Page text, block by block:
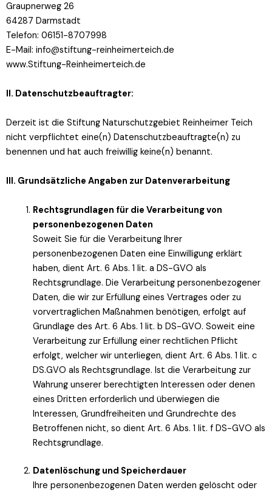
Graupnerweg 26
64287 Darmstadt
Telefon: 06151-8707998
E-Mail: info@stiftung-reinheimerteich.de
www.Stiftung-Reinheimerteich.de
II. Datenschutzbeauftragter:
Derzeit ist die Stiftung Naturschutzgebiet Reinheimer Teich
nicht verpflichtet eine(n) Datenschutzbeauftragte(n) zu
benennen und hat auch freiwillig keine(n) benannt.
III. Grundsätzliche Angaben zur Datenverarbeitung
Rechtsgrundlagen für die Verarbeitung von
personenbezogenen Daten
Soweit Sie für die Verarbeitung Ihrer
personenbezogenen Daten eine Einwilligung erklärt
haben, dient Art. 6 Abs. 1 lit. a DS-GVO als
Rechtsgrundlage. Die Verarbeitung personenbezogener
Daten, die wir zur Erfüllung eines Vertrages oder zu
vorvertraglichen Maßnahmen benötigen, erfolgt auf
Grundlage des Art. 6 Abs. 1 lit. b DS-GVO. Soweit eine
Verarbeitung zur Erfüllung einer rechtlichen Pflicht
erfolgt, welcher wir unterliegen, dient Art. 6 Abs. 1 lit. c
DS.GVO als Rechtsgrundlage. Ist die Verarbeitung zur
Wahrung unserer berechtigten Interessen oder denen
eines Dritten erforderlich und überwiegen die
Interessen, Grundfreiheiten und Grundrechte des
Betroffenen nicht, so dient Art. 6 Abs. 1 lit. f DS-GVO als
Rechtsgrundlage.
Datenlöschung und Speicherdauer
Ihre personenbezogenen Daten werden gelöscht oder